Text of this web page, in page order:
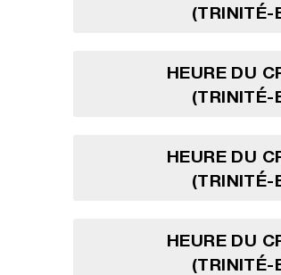
(TRINITÉ-
HEURE DU
(TRINITÉ-
HEURE DU
(TRINITÉ-
HEURE DU
(TRINITÉ-